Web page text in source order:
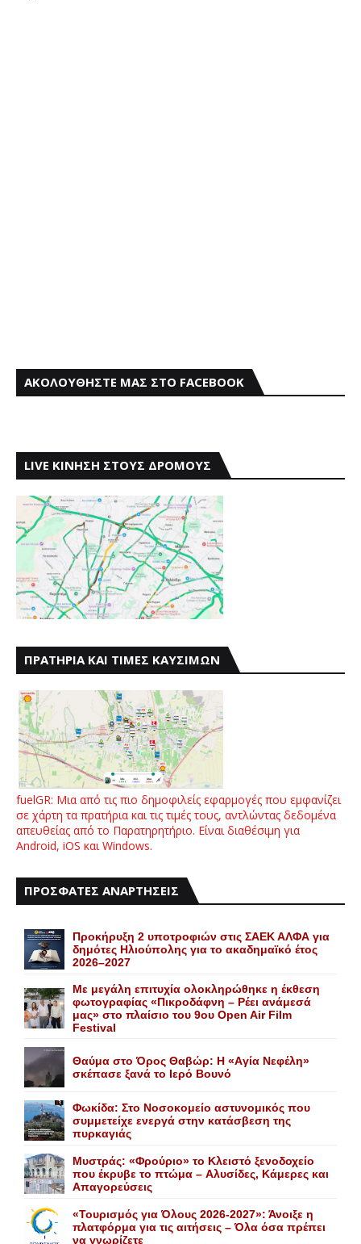
ΑΚΟΛΟΥΘΗΣΤΕ ΜΑΣ ΣΤΟ FACEBOOK
LIVE ΚΙΝΗΣΗ ΣΤΟΥΣ ΔΡΟΜΟΥΣ
ΠΡΑΤΗΡΙΑ ΚΑΙ ΤΙΜΕΣ ΚΑΥΣΙΜΩΝ
fuelGR: Μια από τις πιο δημοφιλείς εφαρμογές που εμφανίζει
σε χάρτη τα πρατήρια και τις τιμές τους, αντλώντας δεδομένα
απευθείας από το Παρατηρητήριο. Είναι διαθέσιμη για
Android, iOS και Windows.
ΠΡΟΣΦΑΤΕΣ ΑΝΑΡΤΗΣΕΙΣ
Προκήρυξη 2 υποτροφιών στις ΣΑΕΚ ΑΛΦΑ για
δημότες Ηλιούπολης για το ακαδημαϊκό έτος
2026–2027
Με μεγάλη επιτυχία ολοκληρώθηκε η έκθεση
φωτογραφίας «Πικροδάφνη – Ρέει ανάμεσά
μας» στο πλαίσιο του 9ου Open Air Film
Festival
Θαύμα στο Όρος Θαβώρ: H «Aγία Nεφέλη»
σκέπασε ξανά το Iερό Bουνό
Φωκίδα: Στο Νοσοκομείο αστυνομικός που
συμμετείχε ενεργά στην κατάσβεση της
πυρκαγιάς
Mυστράς: «Φρούριο» το Kλειστό ξενοδοχείο
που έκρυβε το πτώμα – Aλυσίδες, Kάμερες και
Aπαγορεύσεις
«Τουρισμός για Όλους 2026-2027»: Άνοιξε η
πλατφόρμα για τις αιτήσεις – Όλα όσα πρέπει
να γνωρίζετε